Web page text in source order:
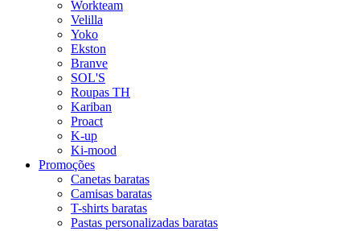
Workteam
Velilla
Yoko
Ekston
Branve
SOL'S
Roupas TH
Kariban
Proact
K-up
Ki-mood
Promoções
Canetas baratas
Camisas baratas
T-shirts baratas
Pastas personalizadas baratas